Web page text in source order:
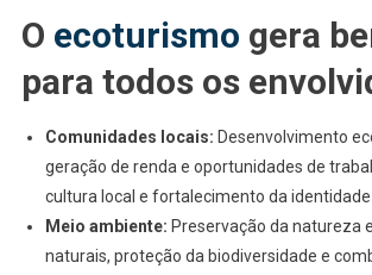
O ecoturismo gera
para todos os
Comunidades locais: Desenvolvimento
geração de renda e oportunidades de
cultura local e fortalecimento da
Meio ambiente: Preservação da natureza
naturais, proteção da biodiversidade e